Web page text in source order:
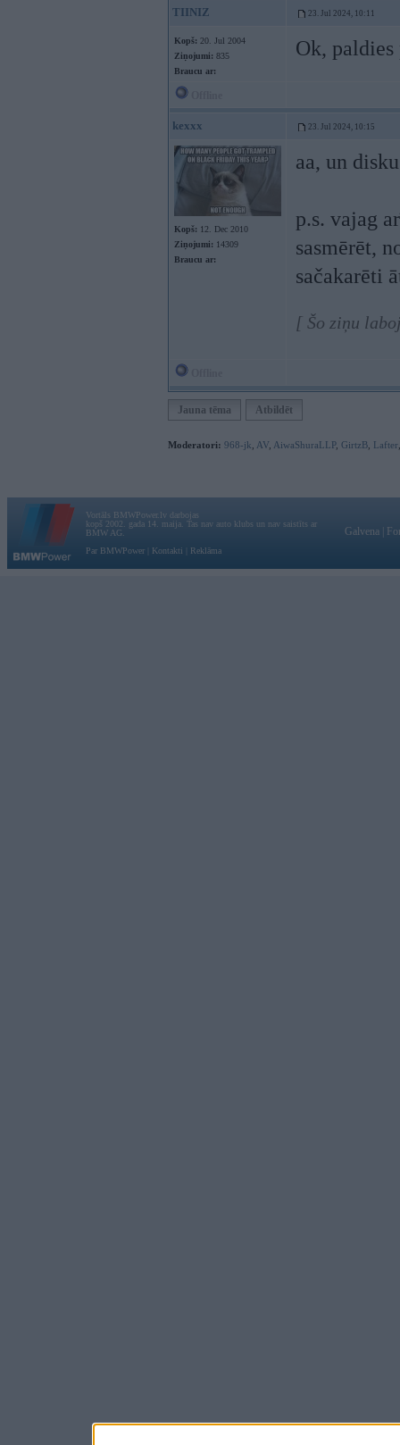
TIINIZ 23. Jul 2024, 10:11
Kopš: 20. Jul 2004
Ziņojumi: 835
Braucu ar:
Ok,
kexxx 23. Jul 2024, 10:15
Kopš: 12. Dec 2010
Ziņojumi: 14309
Braucu ar:
aa, un
p.s. vajag
sasmērēt,
sačakarēti
[ Šo ziņu
Jauna tēma Atbildēt
Moderatori: 968-jk AV AiwaShuraLLP, GirtzB Lafter
Vortāls BMWPower.lv darbojas
kopš 2002. gada 14. maija. Tas nav auto klubs un nav saistīts ar
BMW AG.
Par BMWPower
Kontakti Reklāma
Galvena